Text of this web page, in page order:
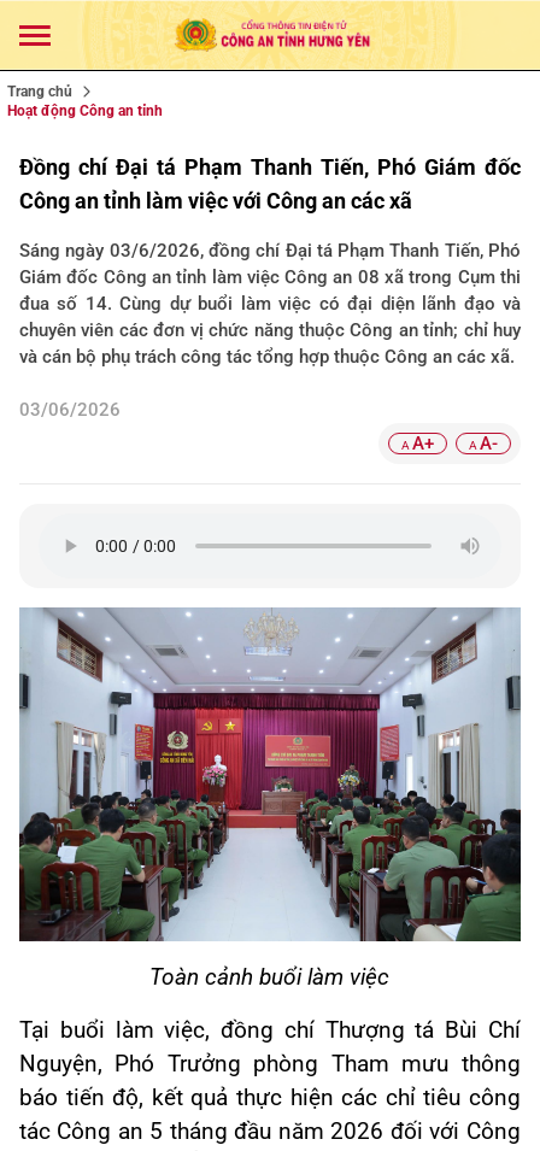
Trang chủ
Hoạt động Công an tỉnh
Đồng chí Đại tá Phạm Thanh Tiến, Phó Giám đốc
Công an tỉnh làm việc với Công an các xã
Sáng ngày 03/6/2026, đồng chí Đại tá Phạm Thanh Tiến, Phó
Giám đốc Công an tỉnh làm việc Công an 08 xã trong Cụm thi
đua số 14. Cùng dự buổi làm việc có đại diện lãnh đạo và
chuyên viên các đơn vị chức năng thuộc Công an tỉnh; chỉ huy
và cán bộ phụ trách công tác tổng hợp thuộc Công an các xã.
03/06/2026
A A+ A A-
Toàn cảnh buổi làm việc
Tại buổi làm việc, đồng chí Thượng tá Bùi Chí
Nguyện, Phó Trưởng phòng Tham mưu thông
báo tiến độ, kết quả thực hiện các chỉ tiêu công
tác Công an 5 tháng đầu năm 2026 đối với Công